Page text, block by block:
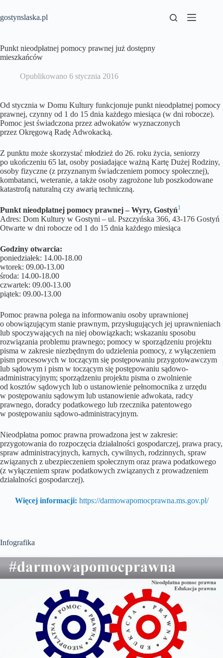
treści
gostynslaska.pl
Punkt nieodpłatnej pomocy prawnej już dostępny
mieszkańców
Opublikowano 6 stycznia 2016
Od stycznia w Domu Kultury funkcjonuje punkt nieodpłatnej pomocy
prawnej, czynny od 1 do 15 dnia każdego miesiąca (w dni robocze).
Pomoc jest świadczona przez adwokatów wyznaczonych
przez Okręgową Radę Adwokacką.
Z punktu może skorzystać młodzież do 26. roku życia, seniorzy
po ukończeniu 65 lat, osoby posiadające ważną Kartę Dużej Rodziny,
osoby fizyczne (z przyznanym świadczeniem pomocy społecznej),
kombatanci, weteranie, a także osoby zagrożone lub poszkodowane
katastrofą naturalną czy awarią techniczną.
Punkt nieodpłatnej pomocy prawnej – Wyry, Gostyń1
Adres: Dom Kultury w Gostyni – ul. Pszczyńska 366, 43-176 Gostyń
Otwarte w dni robocze od 1 do 15 dnia każdego miesiąca
Godziny otwarcia:
poniedziałek: 14.00-18.00
wtorek: 09.00-13.00
środa: 14.00-18.00
czwartek: 09.00-13.00
piątek: 09.00-13.00
Pomoc prawna polega na informowaniu osoby uprawnionej
o obowiązującym stanie prawnym, przysługujących jej uprawnieniach
lub spoczywających na niej obowiązkach; wskazaniu sposobu
rozwiązania problemu prawnego; pomocy w sporządzeniu projektu
pisma w zakresie niezbędnym do udzielenia pomocy, z wyłączeniem
pism procesowych w toczącym się postępowaniu przygotowawczym
lub sądowym i pism w toczącym się postępowaniu sądowo-
administracyjnym; sporządzeniu projektu pisma o zwolnienie
od kosztów sądowych lub o ustanowienie pełnomocnika z urzędu
w postępowaniu sądowym lub ustanowienie adwokata, radcy
prawnego, doradcy podatkowego lub rzecznika patentowego
w postępowaniu sądowo-administracyjnym.
Nieodpłatna pomoc prawna prowadzona jest w zakresie:
przygotowania do rozpoczęcia działalności gospodarczej, prawa pracy,
spraw administracyjnych, karnych, cywilnych, rodzinnych, spraw
związanych z ubezpieczeniem społecznym oraz prawa podatkowego
(z wyłączeniem spraw podatkowych związanych z prowadzeniem
działalności gospodarczej).
Więcej informacji: https://darmowapomocprawna.ms.gov.pl/
Infografika